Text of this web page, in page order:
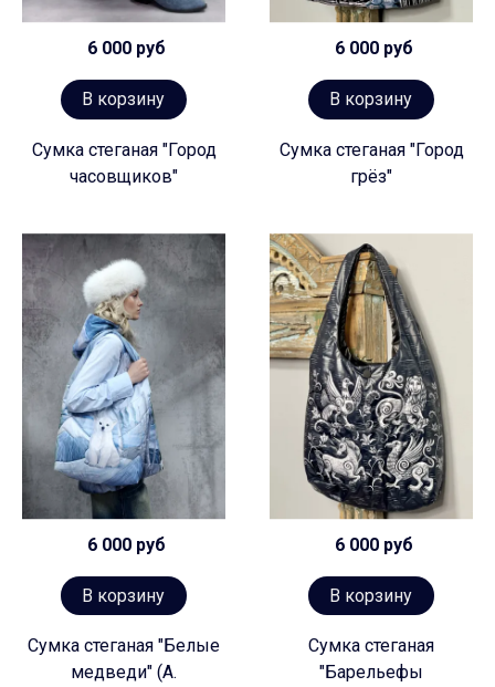
6 000 руб
В корзину
Сумка стеганая "Город
часовщиков"
6 000 руб
В корзину
Сумка стеганая "Город
грёз"
6 000 руб
В корзину
Сумка стеганая "Белые
медведи" (А.
6 000 руб
В корзину
Сумка стеганая
"Барельефы